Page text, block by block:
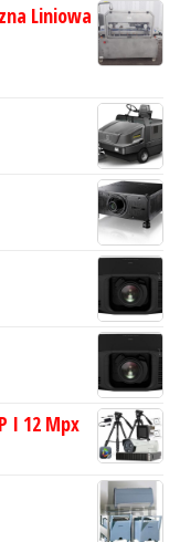
Liniowa
I 12 Mpx